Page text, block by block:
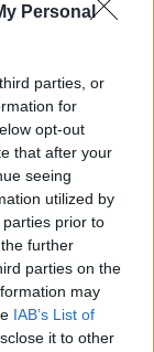
Personal
parties, or
for
opt-out
that after your
seeing
utilized by
prior to
further
parties on the
may
IAB’s List of
it to other